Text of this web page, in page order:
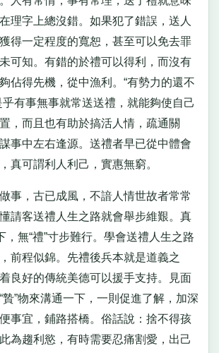
理字上總沒錯。如果犯了錯誤，送人
得一定程度的寬恕，甚至可以免去罪
可知。有錯的於禮可以得利，而沒有
佔得先機，從中漁利。“有勢力的還不
乎有事無事就常送送禮，就能夠使自己
，而且也有助於搞活人情，疏通關
事中左右逢源。送禮者早已從中體會
真可謂利人利己，實惠無窮。
，古已成風，不諳人情世故者常常
請客送禮人生之路就會舉步維艱。真
，無“禮”寸步難行。學會送禮人生之路
前程似錦。先禮後兵本就是道義之
良好的傳統美德可以援手支持。見面
”物來溝通一下，一則促進了解，加深
事宜，鋪路搭橋。俗話說：捨不得孩
為趨利慾，有時需要忍痛割愛，出己